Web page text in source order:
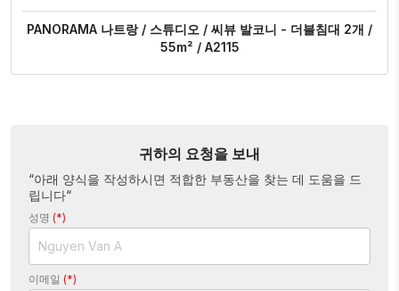
PANORAMA 나트랑 / 스튜디오 / 씨뷰 발코니 - 더블침대 2개 /
55m² / A2115
귀하의 요청을 보내
“아래 양식을 작성하시면 적합한 부동산을 찾는 데 도움을 드
립니다“
성명 (*)
이메일 (*)